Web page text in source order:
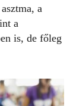
a
a
is, de főleg